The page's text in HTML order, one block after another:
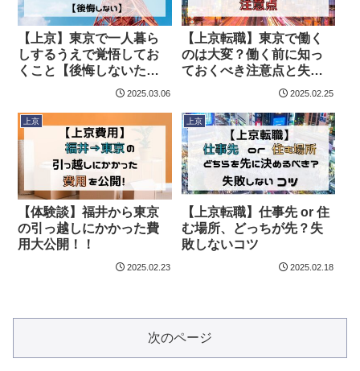
【上京】東京で一人暮ら
しするうえで覚悟してお
くこと【後悔しないため
2025.03.06
【上京転職】東京で働く
のは大変？働く前に知っ
ておくべき注意点と失敗
2025.02.25
上京
【体験談】福井から東京
の引っ越しにかかった費
用大公開！！
2025.02.23
上京
【上京転職】仕事先 or 住
む場所、どっちが先？失
敗しないコツ
2025.02.18
次のページ